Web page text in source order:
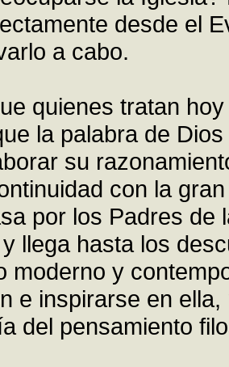
desde el
a cabo.
quienes tratan
la palabra de
su
con la
por los Padres de
llega hasta los
moderno y
e inspirarse en
del pensamiento